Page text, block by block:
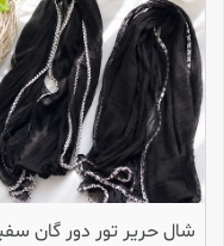
شال حریر تور دور گان